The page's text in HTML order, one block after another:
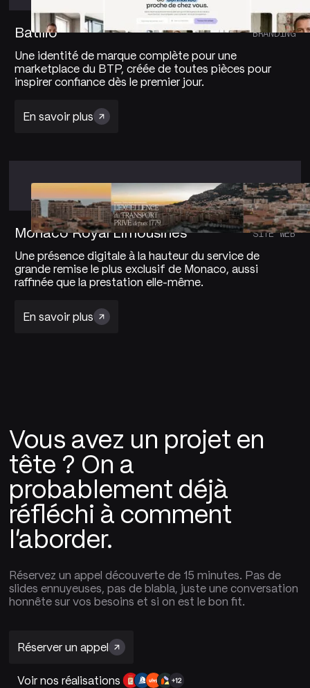
Batilio BRANDING
Une identité de marque complète pour une
marketplace du BTP, créée de toutes pièces pour
inspirer confiance dès le premier jour.
En savoir plus
Monaco Royal Limousines SITE WEB
Une présence digitale à la hauteur du service de
grande remise le plus exclusif de Monaco, aussi
raffinée que la prestation elle-même.
En savoir plus
Vous avez un projet en
tête ? On a
probablement déjà
réfléchi à comment
l'aborder.
Réservez un appel découverte de 15 minutes. Pas de
slides ennuyeuses, pas de blabla, juste une conversation
honnête sur vos besoins et si on est le bon fit.
Réserver un appel
Voir nos réalisations